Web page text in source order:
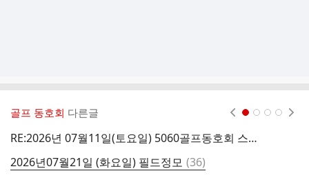
골프 동호회 다른글
RE:2026년 07월11일(토요일) 5060골프동호회 스크린모임 결산보고
2026년07월21일 (화요일) 필드정모 댓
글
(36)